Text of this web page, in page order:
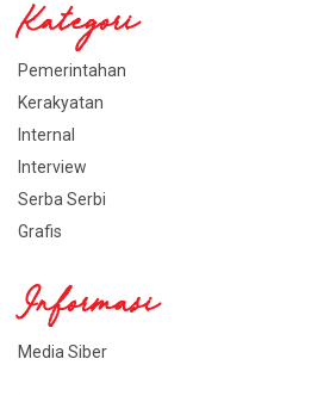
Kategori
Pemerintahan
Kerakyatan
Internal
Interview
Serba Serbi
Grafis
Informasi
Media Siber